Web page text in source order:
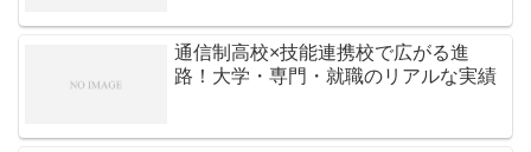
通信制高校×技能連携校で広がる進
路！大学・専門・就職のリアルな実績